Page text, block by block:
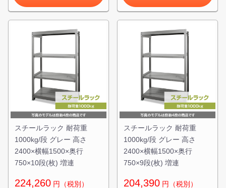
スチールラック 耐荷重
1000kg/段 グレー 高さ
2400×横幅1500×奥行
750×10段(枚) 増連
224,260 円（税別）
スチールラック 耐荷重
1000kg/段 グレー 高さ
2400×横幅1500×奥行
750×9段(枚) 増連
204,390 円（税別）
カートへ進む
お買い物を続ける